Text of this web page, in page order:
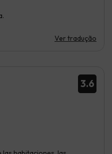
Ver tradução
3.6